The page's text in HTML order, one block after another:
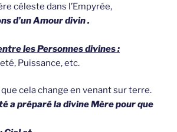
céleste dans l’Empyrée,
d’un Amour divin .
les Personnes divines :
Puissance, etc.
cela change en venant sur terre.
a préparé la divine Mère pour que